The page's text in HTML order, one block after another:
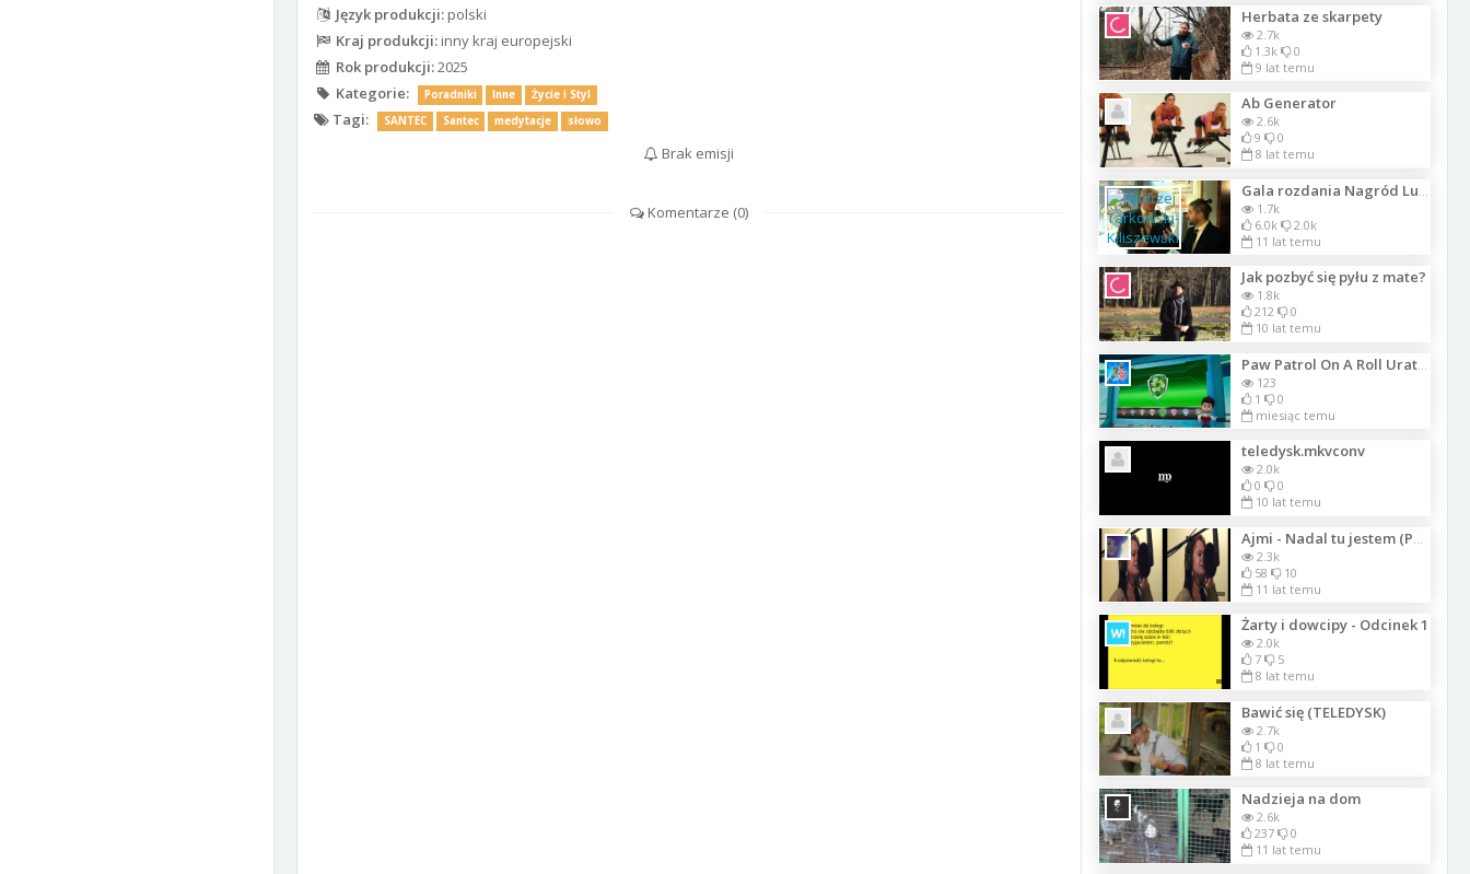
Język produkcji:polski
Kraj produkcji:inny kraj europejski
Rok produkcji:2025
Kategorie:
Poradniki Inne Życie i Styl
Tagi: SANTEC Santec medytacje słowo
Brak emisji
Komentarze (0)
Herbata ze skarpety
2.7k
1.3k
0
9 lat temu
Ab Generator
2.6k
9
0
8 lat temu
1.7k
6.0k
2.0k
11 lat temu
Jak pozbyć się pyłu z mate?
1.8k
212
0
10 lat temu
123
1
0
miesiąc temu
teledysk.mkvconv
2.0k
0
0
10 lat temu
2.3k
58
10
11 lat temu
Żarty i dowcipy - Odcinek 1
2.0k
7
5
8 lat temu
Bawić się (TELEDYSK)
2.7k
1
0
8 lat temu
Nadzieja na dom
2.6k
237
0
11 lat temu